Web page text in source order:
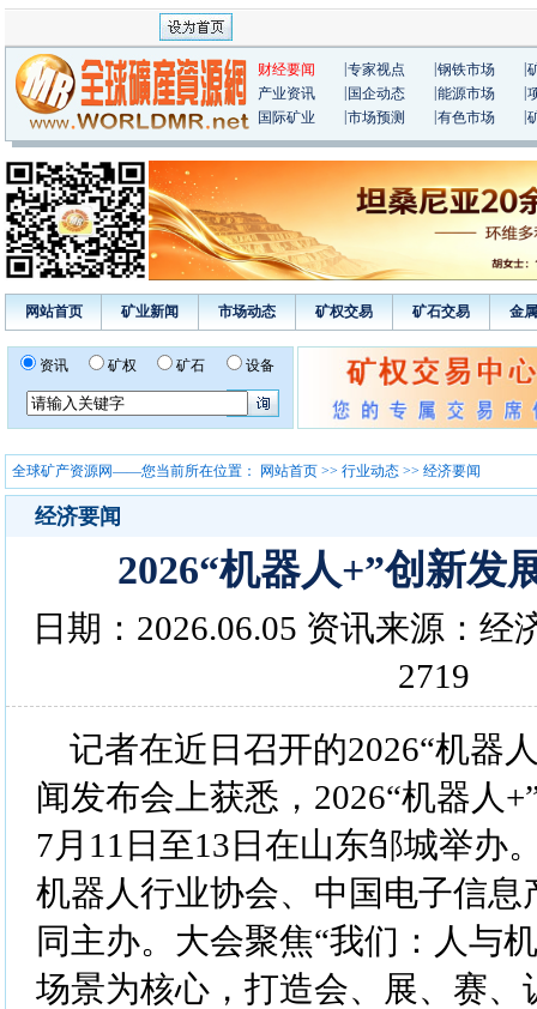
财经要闻 专家视点 钢铁市场
产业资讯
国企动态 能源市场
国际矿业
市场预测 有色市场
网站首页 矿业新闻 市场动态 矿权交易 矿石交易 金
资讯 矿权 矿石 设备
全球矿产资源网——您当前所在位置： 网站首页 >> 行业动态 >> 经济要闻
经济要闻
2026“机器人+”创新发
日期：2026.06.05 资讯来源：经
2719
记者在近日召开的2026“机器
闻发布会上获悉，2026“机器人
7月11日至13日在山东邹城举办
机器人行业协会、中国电子信息
同主办。大会聚焦“我们：人与
场景为核心，打造会、展、赛、